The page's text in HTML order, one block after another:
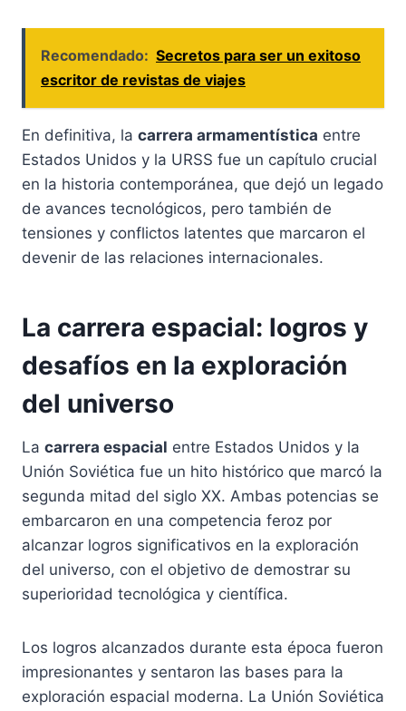
Recomendado: Secretos para ser un exitoso
escritor de revistas de viajes
En definitiva, la carrera armamentística entre
Estados Unidos y la URSS fue un capítulo crucial
en la historia contemporánea, que dejó un legado
de avances tecnológicos, pero también de
tensiones y conflictos latentes que marcaron el
devenir de las relaciones internacionales.
La carrera espacial: logros y
desafíos en la exploración
del universo
La carrera espacial entre Estados Unidos y la
Unión Soviética fue un hito histórico que marcó la
segunda mitad del siglo XX. Ambas potencias se
embarcaron en una competencia feroz por
alcanzar logros significativos en la exploración
del universo, con el objetivo de demostrar su
superioridad tecnológica y científica.
Los logros alcanzados durante esta época fueron
impresionantes y sentaron las bases para la
exploración espacial moderna. La Unión Soviética